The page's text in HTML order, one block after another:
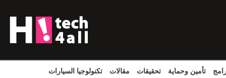
تأمين وحماية تحقيقات مقالات تكنولوجيا السيارات